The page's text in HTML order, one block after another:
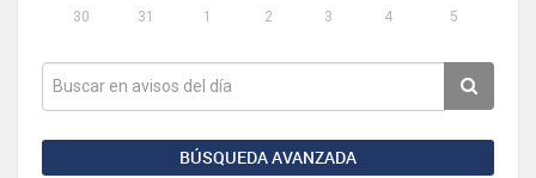
30
31 1 2 3 4 5
BÚSQUEDA AVANZADA